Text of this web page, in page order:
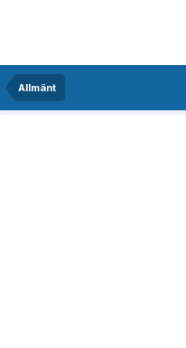
Allmänt